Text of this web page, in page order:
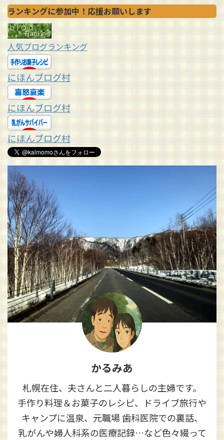
ランキングに参加中！応援お願いします
人気ブログランキング
にほんブログ村
にほんブログ村
にほんブログ村
かるみあ
札幌在住、夫さんと二人暮らしの主婦です。
手作り料理＆お菓子のレシピ、ドライブ旅行や
キャンプに温泉、元職場 歯科医院での裏話、
乳がんや婦人科系の医療記録…など色々綴って